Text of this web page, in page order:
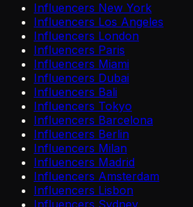
Influencers New York
Influencers Los Angeles
Influencers London
Influencers Paris
Influencers Miami
Influencers Dubai
Influencers Bali
Influencers Tokyo
Influencers Barcelona
Influencers Berlin
Influencers Milan
Influencers Madrid
Influencers Amsterdam
Influencers Lisbon